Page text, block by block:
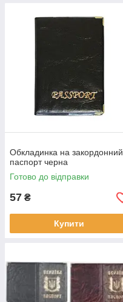
Обкладинка на закордонний
паспорт черна
Готово до відправки
57 ₴
Купити